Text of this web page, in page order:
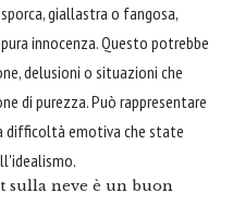
giallastra o fangosa,
innocenza. Questo potrebbe
delusioni o situazioni che
di purezza. Può rappresentare
difficoltà emotiva che state
sulla neve è un buon